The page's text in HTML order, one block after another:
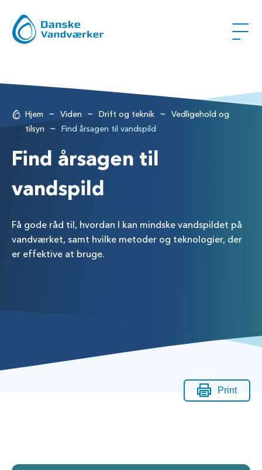
Hjem ~ Viden ~ Drift og teknik ~ Vedligehold og
tilsyn ~ Find årsagen til vandspild
Find årsagen til
vandspild
Få gode råd til, hvordan I kan mindske vandspildet på
vandværket, samt hvilke metoder og teknologier, der
er effektive at bruge.
Print